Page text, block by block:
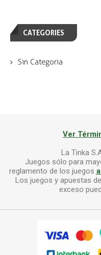
CATEGORIES
Sin Categoria
Ver
La Tinka
Juegos sólo para
reglamento de los juegos
Los juegos y apuestas
exceso